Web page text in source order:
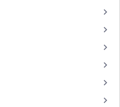
keyboard_arrow_right
keyboard_arrow_right
keyboard_arrow_right
keyboard_arrow_right
keyboard_arrow_right
keyboard_arrow_right